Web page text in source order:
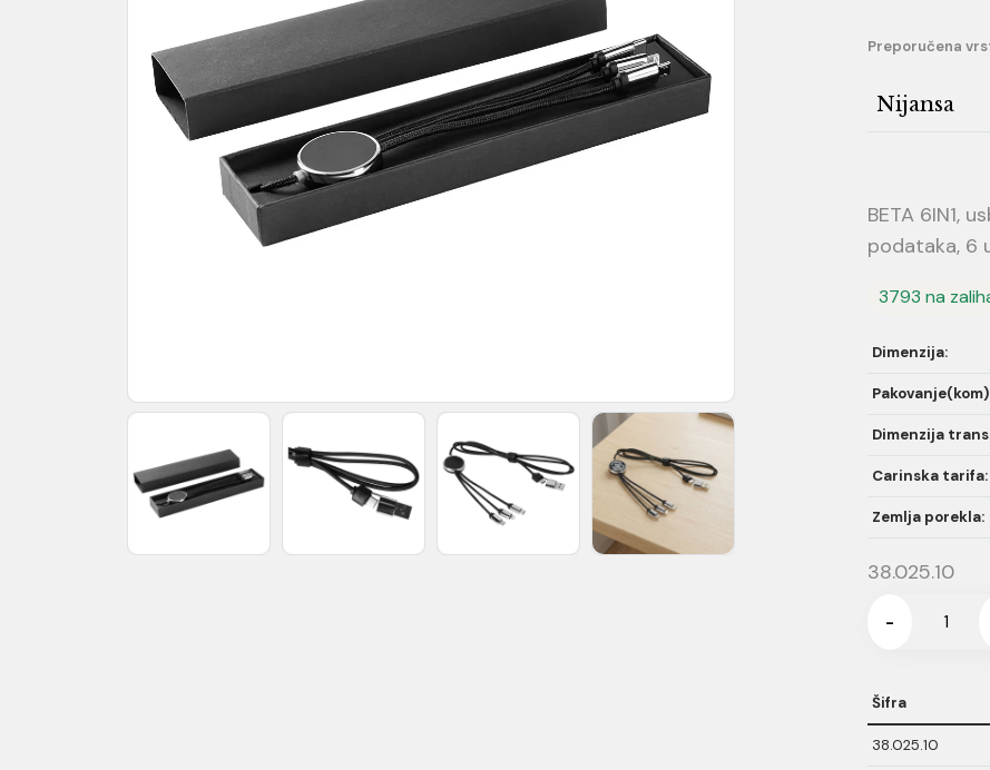
Preporučena
Nijansa
BETA 6IN1,
podataka, 6
3793 na
Dimenzija:
Dimenzija
Carinska tarifa:
Zemlja porekla:
38.025.10
-
Šifra
38.025.10